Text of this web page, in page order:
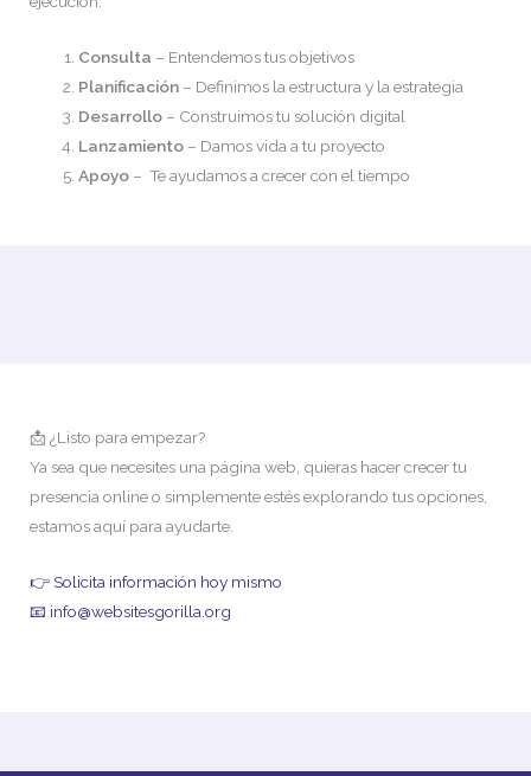
Consulta – Entendemos tus objetivos
Planificación – Definimos la estructura y la estrategia
Desarrollo – Construimos tu solución digital
Lanzamiento – Damos vida a tu proyecto
Apoyo – Te ayudamos a crecer con el tiempo
📩 ¿Listo para empezar?
Ya sea que necesites una página web, quieras hacer crecer tu
presencia online o simplemente estés explorando tus opciones,
estamos aquí para ayudarte.
👉 Solicita información hoy mismo
📧 info@websitesgorilla.org